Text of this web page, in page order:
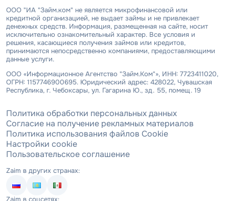
ООО "ИА "Займ.ком" не является микрофинансовой или
кредитной организацией, не выдает займы и не привлекает
денежных средств. Информация, размещенная на сайте, носит
исключительно ознакомительный характер. Все условия и
решения, касающиеся получения займов или кредитов,
принимаются непосредственно компаниями, предоставляющими
данные услуги.
ООО «Информационное Агентство "Займ.Ком"», ИНН: 7723411020,
ОГРН: 1157746900695. Юридический адрес: 428022, Чувашская
Республика, г. Чебоксары, ул. Гагарина Ю., зд. 55, помещ. 19
Политика обработки персональных данных
Согласие на получение рекламных материалов
Политика использования файлов Cookie
Настройки cookie
Пользовательское соглашение
Zaim в других странах:
Zaim в соцсетях: